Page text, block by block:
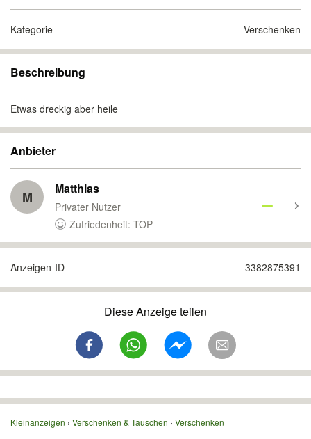
Kategorie Verschenken
Beschreibung
Etwas dreckig aber heile
Anbieter
M Matthias
Privater Nutzer
Zufriedenheit: TOP
Anzeigen-ID 3382875391
Diese Anzeige teilen
Kleinanzeigen Verschenken & Tauschen Verschenken